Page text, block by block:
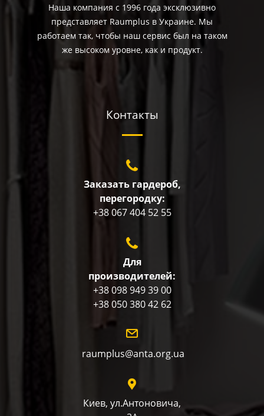
Наша компания с 1996 года эксклюзивно
представляет Raumplus в Украине. Мы
работаем так, чтобы наш сервис был на таком
же высоком уровне, как и продукт.
Контакты
Заказать гардероб,
перегородку:
+38 067 404 52 55
Для
производителей:
+38 098 949 39 00
+38 050 380 42 62
raumplus@anta.org.ua
Киев, ул.Антоновича,